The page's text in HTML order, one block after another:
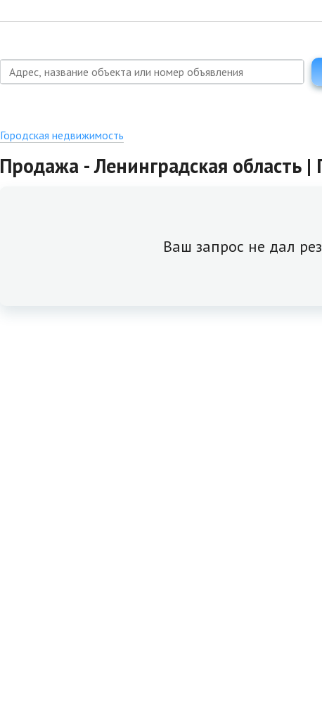
Городская недвижимость
Продажа - Ленинградская область
Ваш запрос не дал